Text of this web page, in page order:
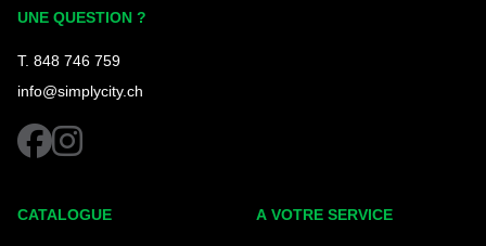
UNE QUESTION ?
T. 848 746 759
info@simplycity.ch
facebookinstagram
CATALOGUE A VOTRE SERVICE